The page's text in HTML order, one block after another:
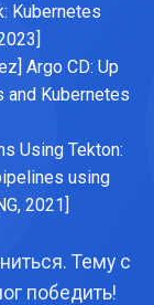
Kubernetes
Argo CD: Up
and Kubernetes
Using Tekton:
using
2021]
Тему с
победить!